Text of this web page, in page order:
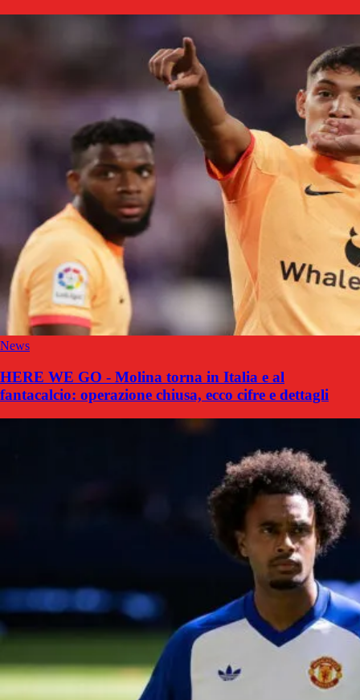
News
HERE WE GO - Molina torna in Italia e al
fantacalcio: operazione chiusa, ecco cifre e dettagli